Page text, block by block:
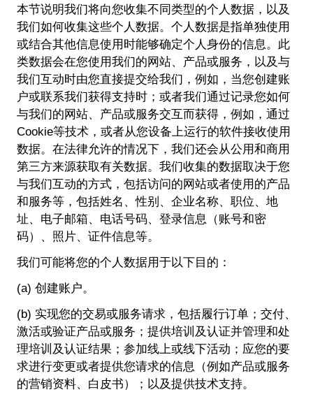
本节说明我们将向您收集不同类型的个人数据，以及
我们如何收集这些个人数据。个人数据是指单独使用
或结合其他信息使用时能够确定个人身份的信息。此
类数据会在您使用我们的网站、产品或服务，以及与
我们互动时由您直接提交给我们，例如，当您创建账
户或联系我们获得支持时；或者我们通过记录您如何
与我们的网站、产品或服务交互而获得，例如，通过
Cookie等技术，或者从您设备上运行的软件接收使用
数据。在法律允许的情况下，我们还会从公用和商用
第三方来源获取有关数据。我们收集的数据取决于您
与我们互动的方式，包括访问的网站或者使用的产品
和服务等，包括姓名、性别、企业名称、职位、地
址、电子邮箱、电话号码、登录信息（账号和密
码）、照片、证件信息等。
我们可能将您的个人数据用于以下目的：
(a) 创建账户。
(b) 实现您的交易或服务请求，包括履行订单；交付、
激活或验证产品或服务；提供培训及认证并管理和处
理培训及认证结果；参加线上或线下活动；应您的要
求进行变更或者提供您请求的信息（例如产品或服务
的营销资料、白皮书）；以及提供技术支持。